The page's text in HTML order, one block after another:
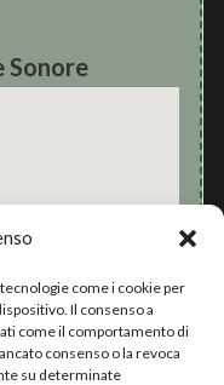
come i cookie per
Il consenso a
come il comportamento di
consenso o la revoca
su determinate
Sonore